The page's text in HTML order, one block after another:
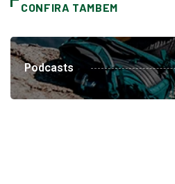
CONFIRA TAMBEM
Podcasts